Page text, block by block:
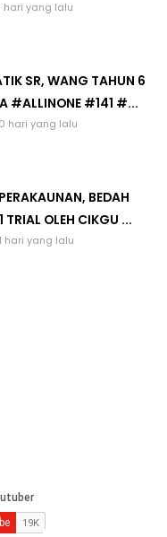
hari yang lalu
SR, WANG TAHUN 6
#ALLINONE #141 #...
hari yang lalu
BEDAH
TRIAL OLEH CIKGU ...
hari yang lalu